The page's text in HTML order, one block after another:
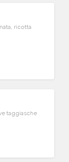
ricotta
taggiasche